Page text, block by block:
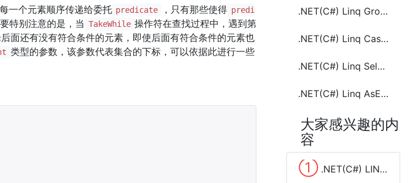
一个元素顺序传递给委托 predicate ，只有那些使得 predi
特别注意的是，当 TakeWhile 操作符在查找过程中，遇到第
面还有没有符合条件的元素，即使后面有符合条件的元素也
类型的参数，该参数代表集合的下标，可以依据此进行一些
.NET(C#) Linq GroupBy和GroupJoin的使用
.NET(C#) Linq Cast和OfType的使用
.NET(C#) Linq Select和SelectMany的使用及区别
.NET(C#) Linq AsEnumeralbe、DefaultEmpty和Empty的使用
大家感兴趣的内
容
① .NET(C#) LINQ 中join、into、let和group by的使用